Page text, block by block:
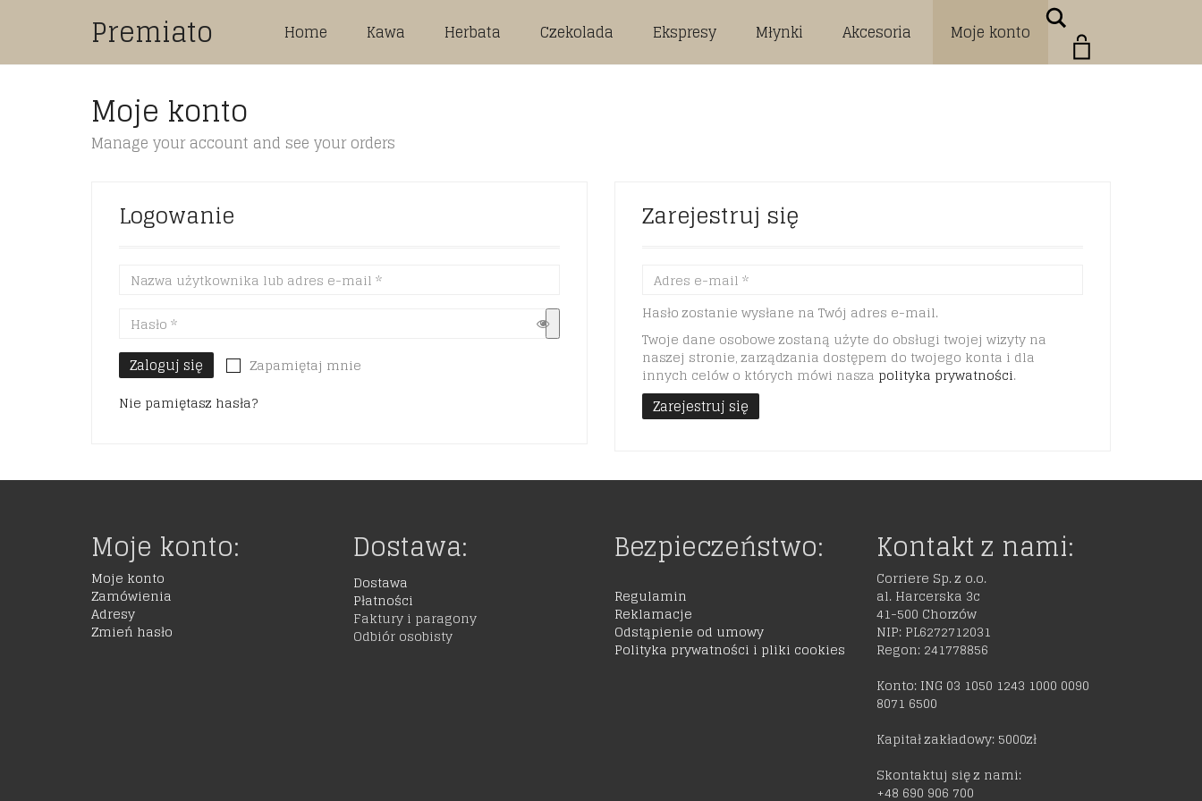
Premiato Home Kawa Herbata Czekolada Ekspresy Młynki Akcesoria Moje konto
Moje konto
Manage your account and see your orders
Logowanie
Zaloguj się
Zapamiętaj mnie
Nie pamiętasz hasła?
Zarejestruj się
Hasło zostanie wysłane na Twój adres e-mail.
Twoje dane osobowe zostaną użyte do obsługi twojej wizyty na
naszej stronie, zarządzania dostępem do twojego konta i dla
innych celów o których mówi nasza polityka prywatności.
Zarejestruj się
Moje konto:
Moje konto
Zamówienia
Adresy
Zmień hasło
Dostawa:
Dostawa
Płatności
Faktury i paragony
Odbiór osobisty
Bezpieczeństwo:
Regulamin
Reklamacje
Odstąpienie od umowy
Polityka prywatności i pliki cookies
Kontakt z nami:
Corriere Sp. z o.o.
al. Harcerska 3c
41-500 Chorzów
NIP: PL6272712031
Regon: 241778856
Konto: ING 03 1050 1243 1000 0090
8071 6500
Kapitał zakładowy: 5000zł
Skontaktuj się z nami:
+48 690 906 700